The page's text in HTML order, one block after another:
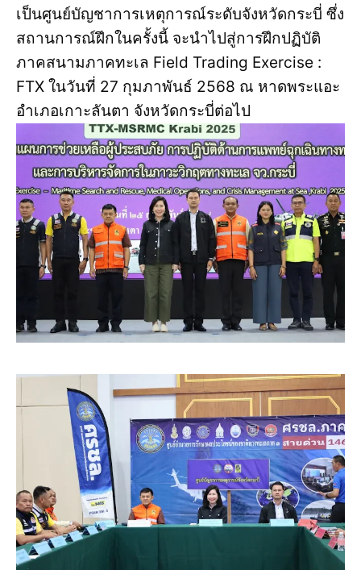
เป็นศูนย์บัญชาการเหตุการณ์ระดับจังหวัดกระบี่ ซึ่ง
สถานการณ์ฝึกในครั้งนี้ จะนำไปสู่การฝึกปฏิบัติ
ภาคสนามภาคทะเล Field Trading Exercise :
FTX ในวันที่ 27 กุมภาพันธ์ 2568 ณ หาดพระแอะ
อำเภอเกาะลันตา จังหวัดกระบี่ต่อไป